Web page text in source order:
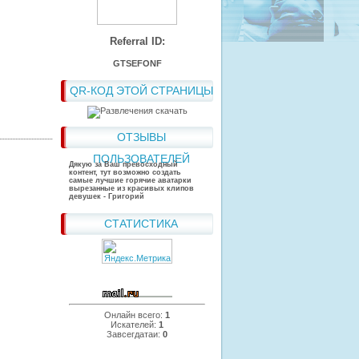
Referral ID:
GTSEFONF
QR-КОД ЭТОЙ СТРАНИЦЫ
ОТЗЫВЫ
ПОЛЬЗОВАТЕЛЕЙ
Дякую за Ваш превосходный
контент, тут возможно создать
самые лучшие горячие аватарки
вырезанные из красивых клипов
девушек - Григорий
СТАТИСТИКА
Онлайн всего: 1
Искателей: 1
Завсегдатаи: 0